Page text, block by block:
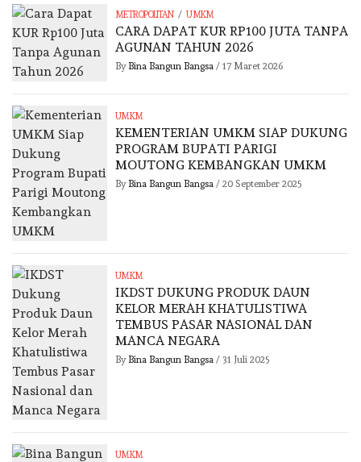
METROPOLITAN / UMKM
CARA DAPAT KUR RP100 JUTA TANPA
AGUNAN TAHUN 2026
By Bina Bangun Bangsa / 17 Maret 2026
UMKM
KEMENTERIAN UMKM SIAP DUKUNG
PROGRAM BUPATI PARIGI
MOUTONG KEMBANGKAN UMKM
By Bina Bangun Bangsa / 20 September 2025
UMKM
IKDST DUKUNG PRODUK DAUN
KELOR MERAH KHATULISTIWA
TEMBUS PASAR NASIONAL DAN
MANCA NEGARA
By Bina Bangun Bangsa / 31 Juli 2025
UMKM